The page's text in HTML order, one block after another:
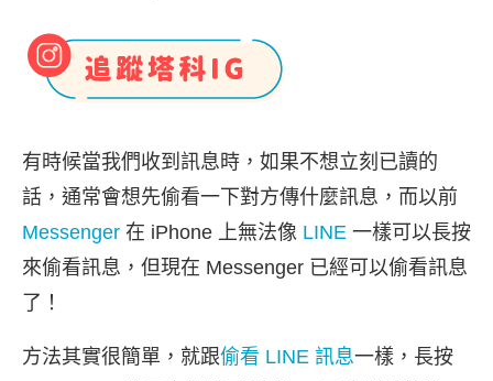
有時候當我們收到訊息時，如果不想立刻已讀的
話，通常會想先偷看一下對方傳什麼訊息，而以前
Messenger 在 iPhone 上無法像 LINE 一樣可以長按
來偷看訊息，但現在 Messenger 已經可以偷看訊息
了！
方法其實很簡單，就跟偷看 LINE 訊息一樣，長按